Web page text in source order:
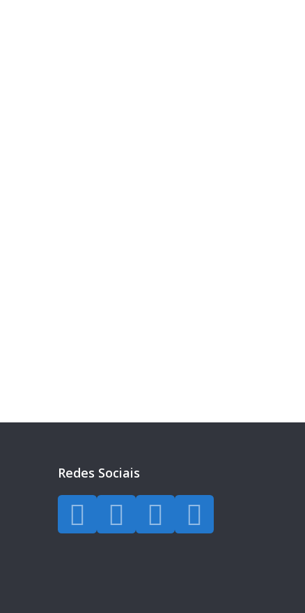
Redes Sociais